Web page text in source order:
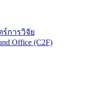
การวิจัย
Office (C2F)